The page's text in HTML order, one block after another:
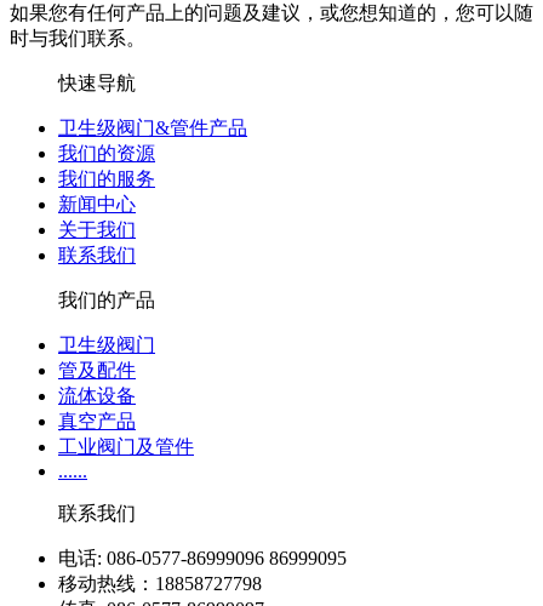
如果您有任何产品上的问题及建议，或您想知道的，您可以随
时与我们联系。
快速导航
卫生级阀门&管件产品
我们的资源
我们的服务
新闻中心
关于我们
联系我们
我们的产品
卫生级阀门
管及配件
流体设备
真空产品
工业阀门及管件
......
联系我们
电话: 086-0577-86999096 86999095
移动热线：18858727798